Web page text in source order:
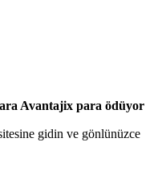
Avantajix para ödüyor
gidin ve gönlünüzce